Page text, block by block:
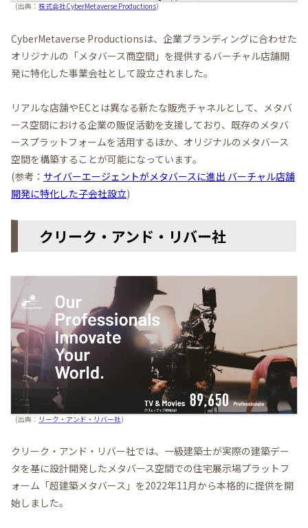
(出典： 株式会社CyberMetaverse Productions)
CyberMetaverse Productionsは、企業ブランディングに合わせた
オリジナルの「メタバース商空間」を提供するバーチャル店舗開
発に特化した事業会社として設立されました。
リアルな店舗やECとは異なる新たな販売チャネルとして、メタバ
ース空間における企業の販促活動を支援しており、既存のメタバ
ースプラットフォームを活用するほか、オリジナルのメタバース
空間を構築することが可能になっています。
(参考： サイバーエージェントがメタバースに進出 バーチャル店舗
開発に特化した子会社設立)
クリーク・アンド・リバー社
(出典： リーク・アンド・リバー社)
クリーク・アンド・リバー社では、一級建築士が実際の建築デー
タを基に設計開発したメタバース空間での住宅展示場プラットフ
ォーム「超建築メタバース」を2022年11月から本格的に提供を開
始しました。